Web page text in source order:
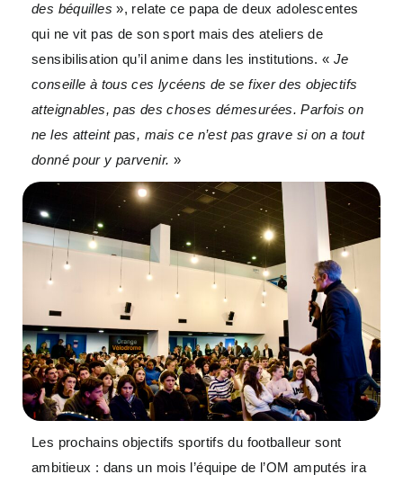
des béquilles », relate ce papa de deux adolescentes
qui ne vit pas de son sport mais des ateliers de
sensibilisation qu’il anime dans les institutions. « Je
conseille à tous ces lycéens de se fixer des objectifs
atteignables, pas des choses démesurées. Parfois on
ne les atteint pas, mais ce n’est pas grave si on a tout
donné pour y parvenir. »
Les prochains objectifs sportifs du footballeur sont
ambitieux : dans un mois l’équipe de l’OM amputés ira